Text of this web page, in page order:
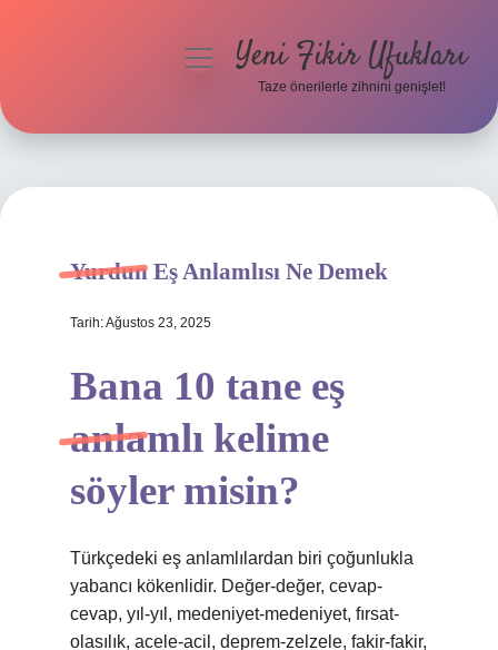
Hakkımızda
menüyüYeni Fikir Ufukları
Taze önerilerle zihnini genişlet!
Yurdun Eş Anlamlısı Ne Demek
Tarih: Ağustos 23, 2025
Bana 10 tane eş
anlamlı kelime
söyler misin?
Türkçedeki eş anlamlılardan biri çoğunlukla
yabancı kökenlidir. Değer-değer, cevap-
cevap, yıl-yıl, medeniyet-medeniyet, fırsat-
olasılık, acele-acil, deprem-zelzele, fakir-fakir,